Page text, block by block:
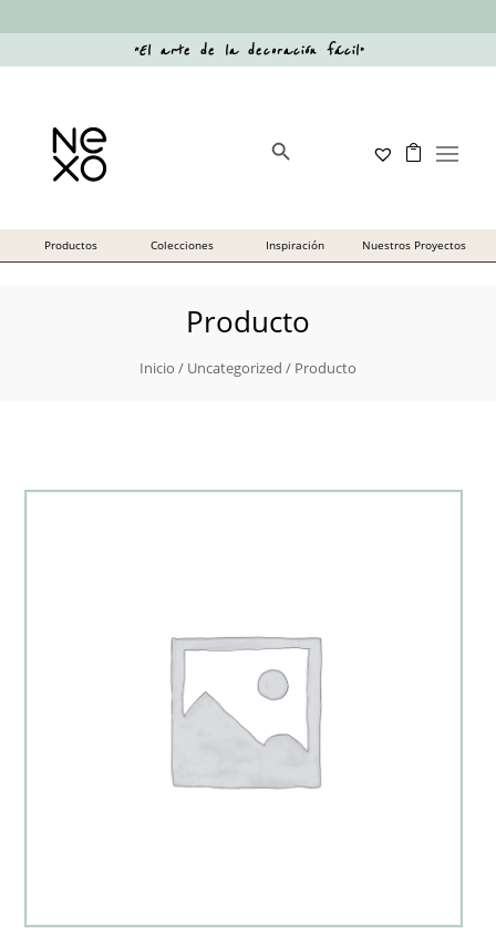
“El arte de la decoración fácil”
Producto
Inicio / Uncategorized / Producto